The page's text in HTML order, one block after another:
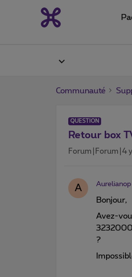
Communauté
QUESTION
Retour box
Forum|Forum|4
A Aurelianop
Bonjour,
Avez-
?